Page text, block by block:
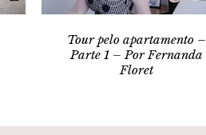
Tour pelo apartamento –
Parte 1 – Por Fernanda
Floret